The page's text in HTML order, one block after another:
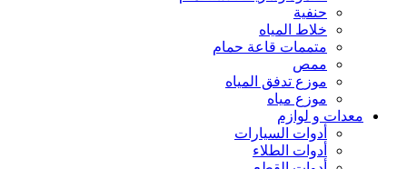
حنفية
خلاط المياه
متممات قاعة حمام
ممص
موزع تدفق المياه
موزع مياه
معدات و لوازم
أدوات السيارات
أدوات الطلاء